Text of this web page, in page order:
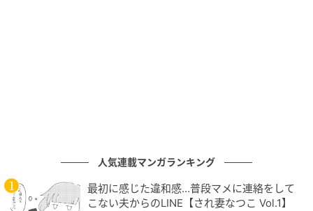
人気連載マンガランキング
最初に感じた違和感…普段マメに連絡をして
こない夫からのLINE【され妻なつこ Vol.1】